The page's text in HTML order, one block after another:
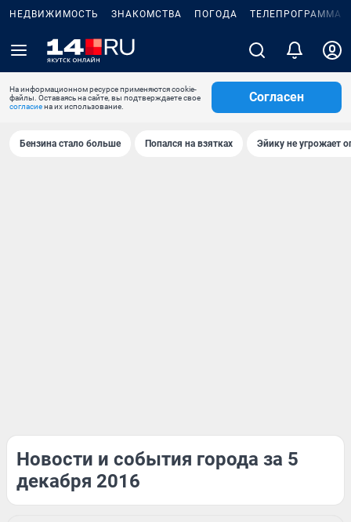
НЕДВИЖИМОСТЬ ЗНАКОМСТВА ПОГОДА ТЕЛЕПРОГРАММА
На информационном ресурсе применяются cookie-
файлы. Оставаясь на сайте, вы подтверждаете свое
согласиена их использование.
Согласен
Бензина стало больше Попался на взятках Эйику не угрожает
Новости и события города за 5
декабря 2016